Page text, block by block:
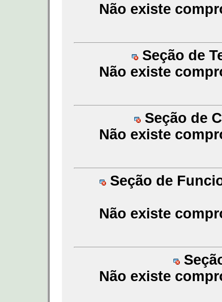
Não existe
Seção de
Não existe
Seção de
Não existe
Seção de
Não existe
Não existe